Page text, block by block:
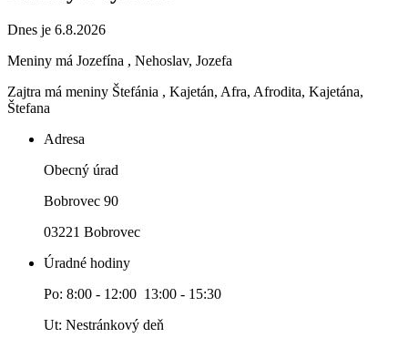
Dnes je 6.8.2026
Meniny má Jozefína , Nehoslav, Jozefa
Zajtra má meniny Štefánia , Kajetán, Afra, Afrodita, Kajetána,
Štefana
Adresa
Obecný úrad
Bobrovec 90
03221 Bobrovec
Úradné hodiny
Po: 8:00 - 12:00 13:00 - 15:30
Ut: Nestránkový deň